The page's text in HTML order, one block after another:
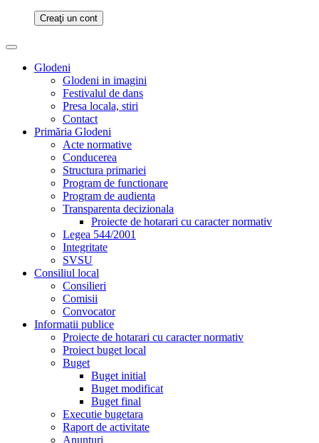
Creaţi un cont
Glodeni
Glodeni in imagini
Festivalul de dans
Presa locala, stiri
Contact
Primăria Glodeni
Acte normative
Conducerea
Structura primariei
Program de functionare
Program de audienta
Transparenta decizionala
Proiecte de hotarari cu caracter normativ
Legea 544/2001
Integritate
SVSU
Consiliul local
Consilieri
Comisii
Convocator
Informatii publice
Proiecte de hotarari cu caracter normativ
Proiect buget local
Buget
Buget initial
Buget modificat
Buget final
Executie bugetara
Raport de activitate
Anunturi